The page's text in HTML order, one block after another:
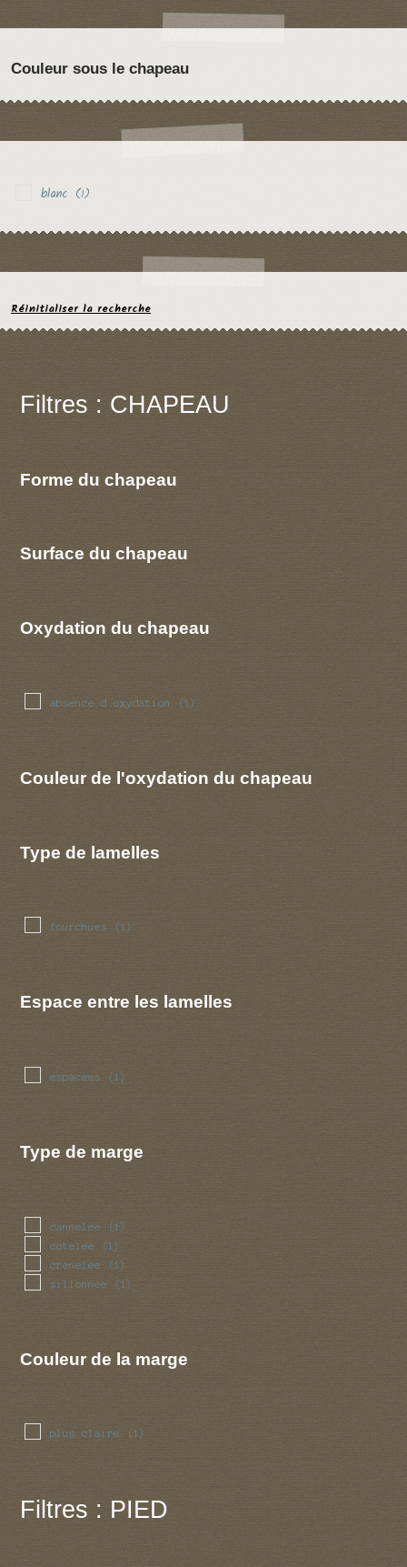
Couleur sous le chapeau
blanc (1)
Réinitialiser la recherche
Filtres : CHAPEAU
Forme du chapeau
Surface du chapeau
Oxydation du chapeau
absence d oxydation (1)
Couleur de l'oxydation du chapeau
Type de lamelles
fourchues (1)
Espace entre les lamelles
espacees (1)
Type de marge
cannelee (1)
cotelee (1)
crenelee (1)
sillonnee (1)
Couleur de la marge
plus claire (1)
Filtres : PIED